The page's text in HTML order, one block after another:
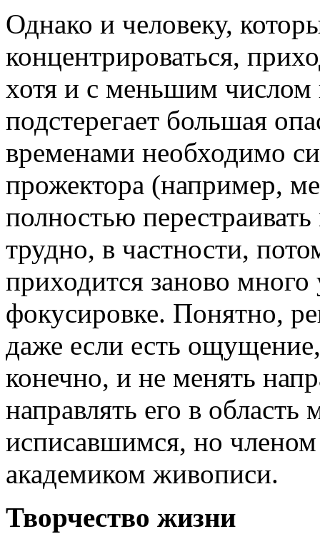
Однако и человеку,
концентрироваться,
хотя и с меньшим числом
подстерегает большая
временами необходимо
прожектора (например,
полностью
трудно, в частности,
приходится заново
фокусировке. Понятно,
даже если есть
конечно, и не менять
направлять его в область
исписавшимся, но
академиком живописи.
Творчество жизни